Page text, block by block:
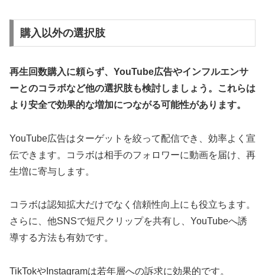
購入以外の選択肢
再生回数購入に頼らず、YouTube広告やインフルエンサ
ーとのコラボなど他の選択肢も検討しましょう。
これらは
より安全で効果的な増加につながる可能性があります。
YouTube広告はターゲットを絞って配信でき、効率よく宣
伝できます。コラボは相手のフォロワーに動画を届け、再
生増に寄与します。
コラボは認知拡大だけでなく信頼性向上にも役立ちます。
さらに、他SNSで短尺クリップを共有し、YouTubeへ誘
導する方法も有効です。
TikTokやInstagramは若年層への訴求に効果的です。